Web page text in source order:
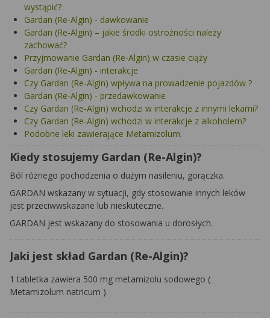
wystąpić?
Gardan (Re-Algin) - dawkowanie
Gardan (Re-Algin) – jakie środki ostrożności należy
zachować?
Przyjmowanie Gardan (Re-Algin) w czasie ciąży
Gardan (Re-Algin) - interakcje
Czy Gardan (Re-Algin) wpływa na prowadzenie pojazdów ?
Gardan (Re-Algin) - przedawkowanie
Czy Gardan (Re-Algin) wchodzi w interakcje z innymi lekami?
Czy Gardan (Re-Algin) wchodzi w interakcje z alkoholem?
Podobne leki zawierające Metamizolum.
Kiedy stosujemy Gardan (Re-Algin)?
Ból różnego pochodzenia o dużym nasileniu, gorączka.
GARDAN wskazany w sytuacji, gdy stosowanie innych leków
jest przeciwwskazane lub nieskuteczne.
GARDAN jest wskazany do stosowania u dorosłych.
Jaki jest skład Gardan (Re-Algin)?
1 tabletka zawiera 500 mg metamizolu sodowego (
Metamizolum natricum ).